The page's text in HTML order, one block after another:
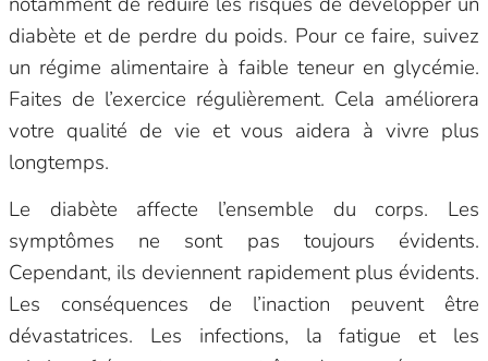
diabète et de perdre du poids. Pour ce faire, suivez
un régime alimentaire à faible teneur en glycémie.
Faites de l’exercice régulièrement. Cela améliorera
votre qualité de vie et vous aidera à vivre plus
longtemps.
Le diabète affecte l’ensemble du corps. Les
symptômes ne sont pas toujours évidents.
Cependant, ils deviennent rapidement plus évidents.
Les conséquences de l’inaction peuvent être
dévastatrices. Les infections, la fatigue et les